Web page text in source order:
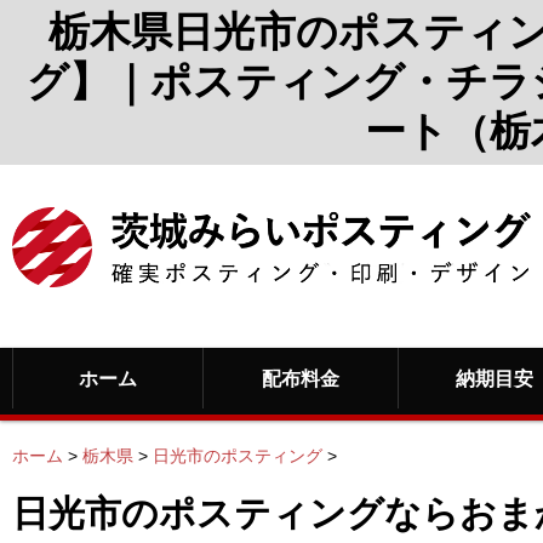
栃木県日光市のポスティ
グ】｜ポスティング・チ
ート（
ホーム 配布料金 納期目安
ホーム > 栃木県 > 日光市のポスティング >
日光市のポスティングならお